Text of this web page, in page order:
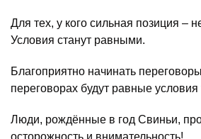
Для тех, у кого сильная позиция –
Условия станут равными.
Благоприятно начинать
переговорах будут равные условия
Люди, рождённые в год Свиньи,
осторожность и внимательность!